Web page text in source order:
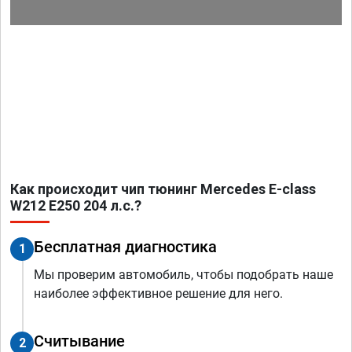
Как происходит чип тюнинг Mercedes E-class
W212 E250 204 л.с.?
1 Бесплатная диагностика
Мы проверим автомобиль, чтобы подобрать наше
наиболее эффективное решение для него.
2 Считывание